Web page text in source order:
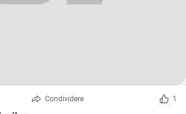
Condividere 1